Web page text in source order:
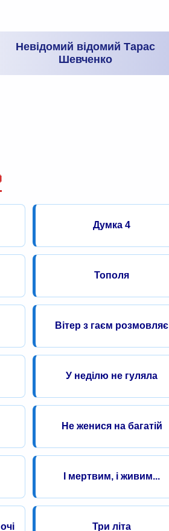
Невідомий відомий Тарас
Шевченко
Думка 4
Тополя
Вітер з гаєм розмовляє
У неділю не гуляла
Не женися на багатій
І мертвим, і живим...
Три літа